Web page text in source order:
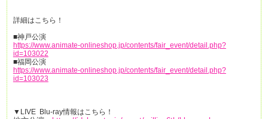
詳細はこちら！
■神戸公演
https://www.animate-onlineshop.jp/contents/fair_event/detail.php?
id=103022
■福岡公演
https://www.animate-onlineshop.jp/contents/fair_event/detail.php?
id=103023
▼LIVE Blu-ray情報はこちら！